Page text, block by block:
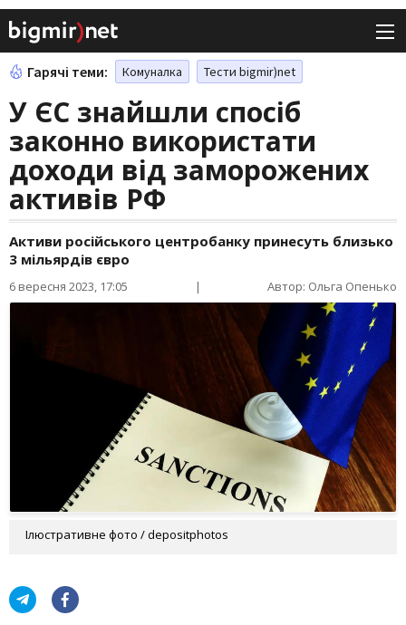
Гарячі теми: Комуналка Тести bigmir)net
У ЄС знайшли спосіб
законно використати
доходи від заморожених
активів РФ
Активи російського центробанку принесуть близько
3 мільярдів євро
6 вересня 2023, 17:05 | Автор: Ольга Опенько
Ілюстративне фото / depositphotos